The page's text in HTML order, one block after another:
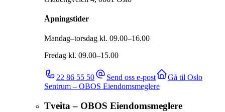
Åpningstider
Mandag–torsdag kl. 09.00–16.00
Fredag kl. 09.00–15.00
22 86 55 50 Send oss e-post Gå til Oslo
Sentrum – OBOS Eiendomsmeglere
Tveita – OBOS Eiendomsmeglere